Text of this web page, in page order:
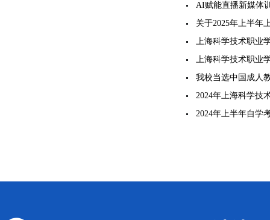
大赛电子商务师（
班！
AI赋能直播新媒体
关于2025年上半年
报名的工作安排
上海科学技术职业学院 高等学历继续
年春季学期开学通
上海科学技术职业学院 高等学历继续
级新生报到须知
我校当选中国成人
展专业委员会第一
2024年上海科学技
核准备案表
2024年上半年自学